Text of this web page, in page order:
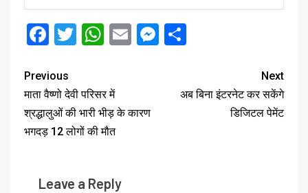
Facebook
Twitter
WhatsApp
EmailMessenger
Previous
माता वैष्णो देवी परिसर में
श्रद्धालुओं की भारी भीड़ के कारण
भगदड़ 12 लोगों की मौत
Next
अब बिना इंटरनेट कर सकेंगे
डिजिटल पेमेंट
Leave a Reply